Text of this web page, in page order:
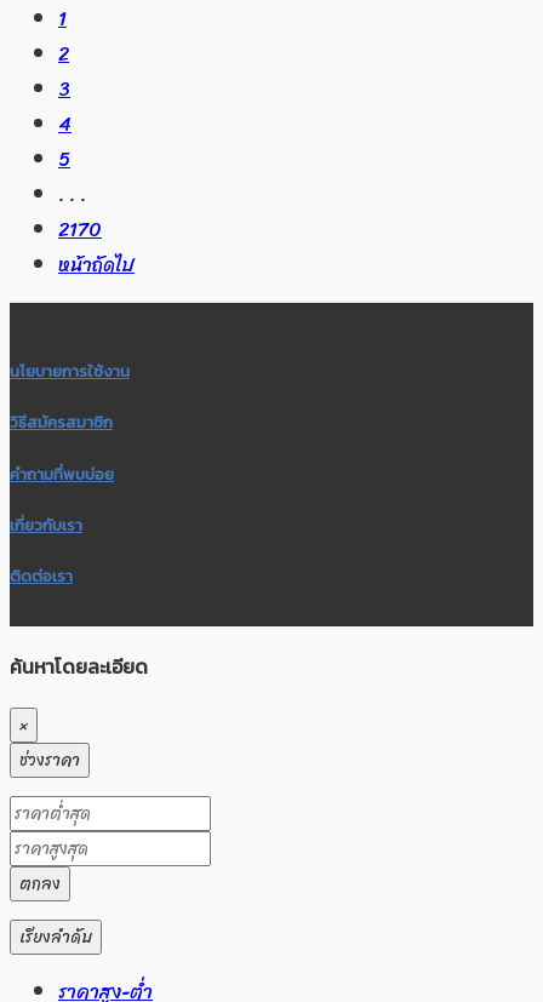
1
2
3
4
5
. . .
2170
หน้าถัดไป
นโยบายการใช้งาน
วิธีสมัครสมาชิก
คำถามที่พบบ่อย
เกี่ยวกับเรา
ติดต่อเรา
ค้นหาโดยละเอียด
×
ช่วงราคา
ตกลง
เรียงลำดับ
ราคาสูง-ต่ำ